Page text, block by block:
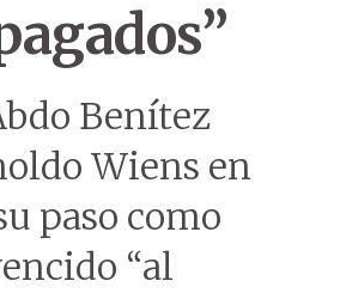
Benítez
Wiens en
paso como
“al